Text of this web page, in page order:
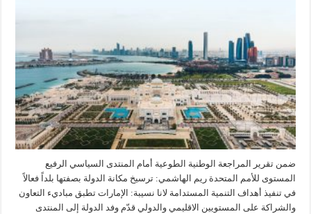
ضمن تقرير المراجعة الوطنية الطوعية أمام المنتدى السياسي الرفيع
المستوى للأمم المتحدة ريم الهاشمي: ترسيخ مكانة الدولة بصفتها بلداً فعالاً
في تنفيذ أهداف التنمية المستدامة لانا نسيبة: الإمارات تطبق مباديء التعاون
والشراكة على المستويين الاقليمي والدولي قدّم وفد الدولة إلى المنتدى